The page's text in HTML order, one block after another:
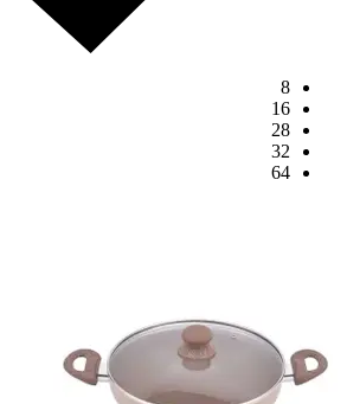
8
16
28
32
64